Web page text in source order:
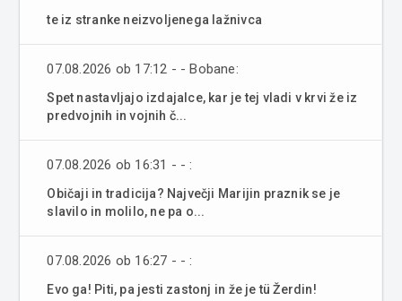
te iz stranke neizvoljenega lažnivca
07.08.2026 ob 17:12 - - Bobane:
Spet nastavljajo izdajalce, kar je tej vladi v krvi že iz
predvojnih in vojnih č...
07.08.2026 ob 16:31 - - :
Običaji in tradicija? Največji Marijin praznik se je
slavilo in molilo, ne pa o...
07.08.2026 ob 16:27 - - :
Evo ga! Piti, pa jesti zastonj in že je tü Žerdin!